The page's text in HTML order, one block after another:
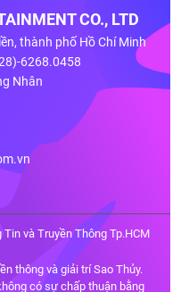
CO., LTD
thành phố Hồ Chí Minh
6268.0458
Nhân
và Truyền Thông Tp.HCM
thông và giải trí Sao Thủy.
có sự chấp thuận bằng